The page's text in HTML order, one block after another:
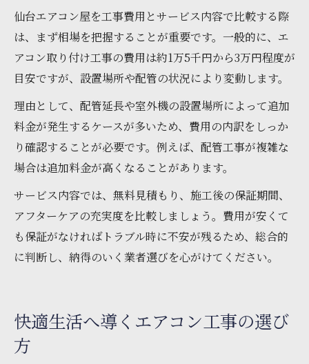
仙台エアコン屋を工事費用とサービス内容で比較する際
は、まず相場を把握することが重要です。一般的に、エ
アコン取り付け工事の費用は約1万5千円から3万円程度が
目安ですが、設置場所や配管の状況により変動します。
理由として、配管延長や室外機の設置場所によって追加
料金が発生するケースが多いため、費用の内訳をしっか
り確認することが必要です。例えば、配管工事が複雑な
場合は追加料金が高くなることがあります。
サービス内容では、無料見積もり、施工後の保証期間、
アフターケアの充実度を比較しましょう。費用が安くて
も保証がなければトラブル時に不安が残るため、総合的
に判断し、納得のいく業者選びを心がけてください。
快適生活へ導くエアコン工事の選び
方